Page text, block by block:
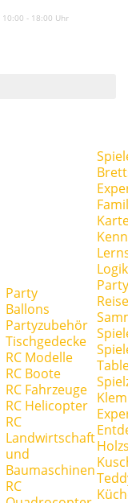
10:00 - 18:00 Uhr
Party
Ballons
Partyzubehör
Tischgedecke
RC Modelle
RC Boote
RC Fahrzeuge
RC Helicopter
RC
Landwirtschaft
und
Baumaschinen
RC